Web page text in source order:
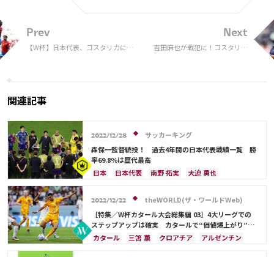
Prev
【W杯】日本代表、コスタリカに0-
Next
吉田麻也が戦犯に！コスタリカ
関連記事
2022/12/28
サッカーキング
森保一監督続投！ 過去4年間の日本代表戦績一覧 勝
率69.8％は歴代最高
日本
日本代表 南野 拓実
大迫 勇也
三笘 薫
堂安 律 ブラジル
原口 元気
相馬 勇紀
サウジアラビア 韓国
田中 碧
古橋 亨梧
町野 修斗 ドイツ
スペイン
クロアチア
エクアドル ウルグアイ
カナダ
2022/12/22
theWORLD(ザ・ワールドWeb)
［特集／W杯カタール大会総集編 03］4大リーグでの
ステップアップは確実 カタールで“価値爆上がり”の
11人
カタール 三笘 薫 クロアチア
アルゼンチン